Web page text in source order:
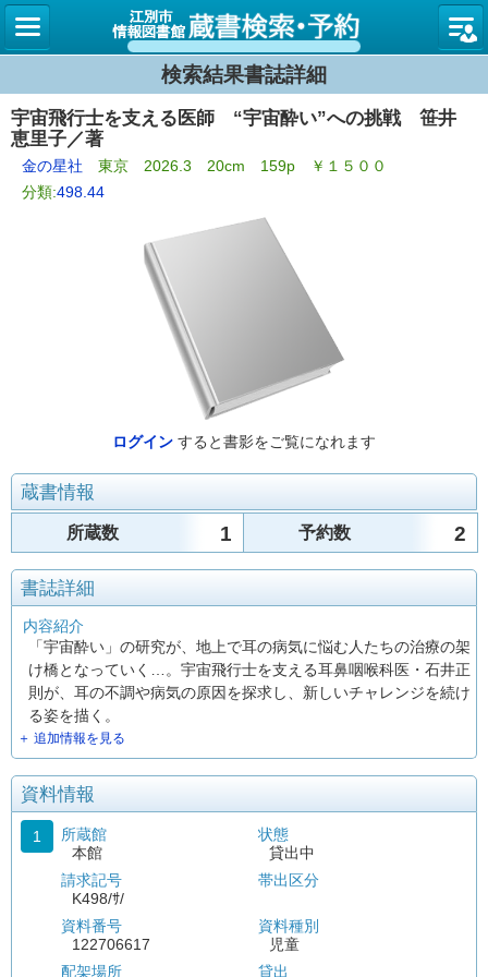
図書館
検索結果書誌詳細
宇宙飛行士を支える医師 “宇宙酔い”への挑戦 笹井
恵里子／著
金の星社 東京 2026.3 20cm 159p ￥１５００
分類:498.44
ログイン すると書影をご覧になれます
蔵書情報
所蔵数 1 予約数 2
書誌詳細
内容紹介
「宇宙酔い」の研究が、地上で耳の病気に悩む人たちの治療の架
け橋となっていく…。宇宙飛行士を支える耳鼻咽喉科医・石井正
則が、耳の不調や病気の原因を探求し、新しいチャレンジを続け
る姿を描く。
＋ 追加情報を見る
資料情報
1
所蔵館
本館
請求記号
K498/ｻ/
資料番号
122706617
配架場所
状態
貸出中
帯出区分
資料種別
児童
貸出